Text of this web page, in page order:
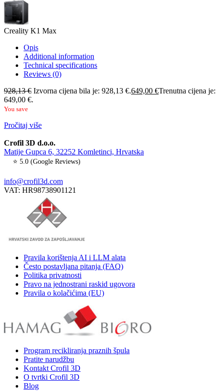
Creality K1 Max
Opis
Additional information
Technical specifications
Reviews (0)
928,13€ Izvorna cijena bila je: 928,13 €.649,00 €Trenutna cijena je:
649,00 €.
You save
Pročitaj više
Crofil 3D d.o.o.
Matije Gupca 6, 32252 Komletinci, Hrvatska
⭐ 5.0 (Google Reviews)
info@crofil3d.com
VAT: HR98738901121
Pravila korištenja AI i LLM alata
Često postavljana pitanja (FAQ)
Politika privatnosti
Pravo na jednostrani raskid ugovora
Pravila o kolačićima (EU)
Program recikliranja praznih špula
Pratite narudžbu
Kontakt Crofil 3D
O tvrtki Crofil 3D
Blog